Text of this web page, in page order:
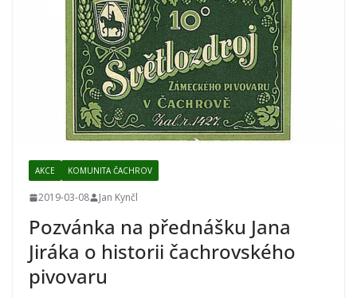
AKCE KOMUNITA ČACHROV
2019-03-08 Jan Kynčl
Pozvánka na přednášku Jana
Jiráka o historii čachrovského
pivovaru